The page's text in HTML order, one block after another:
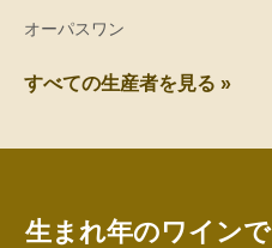
オーパスワン
すべての生産者を見る »
生まれ年のワイン